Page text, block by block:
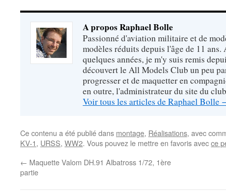
A propos Raphael Bolle
Passionné d'aviation militaire et de
modèles réduits depuis l'âge de 11
quelques années, je m'y suis remis
découvert le All Models Club un peu
progresser et de maquetter en
en outre, l'administrateur du site du
Voir tous les articles de Raphael Bolle
Ce contenu a été publié dans montage, Réalisations, avec
KV-1, URSS, WW2. Vous pouvez le mettre en favoris avecce
← Maquette Valom DH.91 Albatross 1/72, 1ère
partie